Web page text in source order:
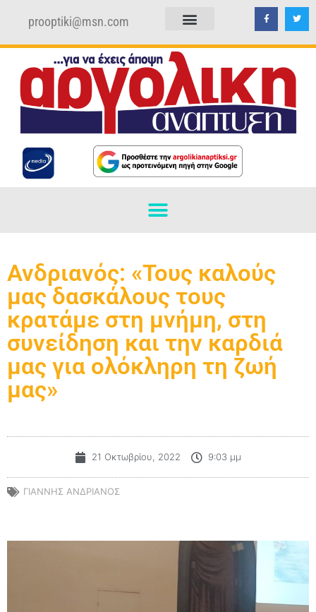
prooptiki@msn.com
Ανδριανός: «Τους καλούς
μας δασκάλους τους
κρατάμε στη μνήμη, στη
συνείδηση και την καρδιά
μας για ολόκληρη τη ζωή
μας»
21 Οκτωβρίου, 2022 9:03 μμ
ΓΙΑΝΝΗΣ ΑΝΔΡΙΑΝΟΣ